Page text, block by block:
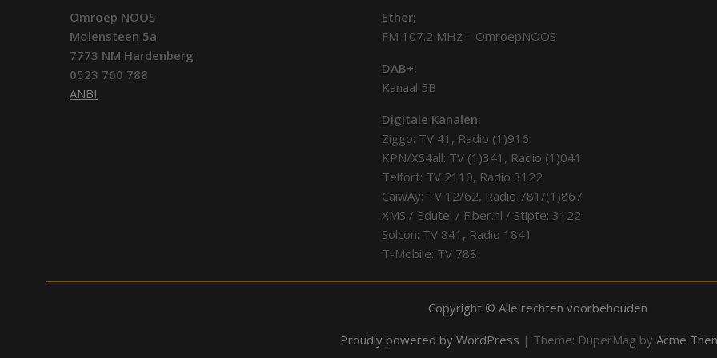
Omroep NOOS
Molensteen 5a
7773 NM Hardenberg
0523 760 788
ANBI
Ether;
FM 107.2 MHz – OmroepNOOS
DAB+:
Kanaal 5B
Digitale Kanalen:
Ziggo: TV 41, Radio (1)916
KPN/XS4all: TV (1)341, Radio (1)041
Telfort: TV 2110, Radio 3122
CaiwAy: TV 12/62, Radio 781/(1)867
XMS / Edutel / Fiber.nl / Stipte: 3122
Solcon: TV 841, Radio 1841
T-Mobile: TV 788
Copyright © Alle rechten voorbehouden
Proudly powered by WordPress | Theme: DuperMag by Acme